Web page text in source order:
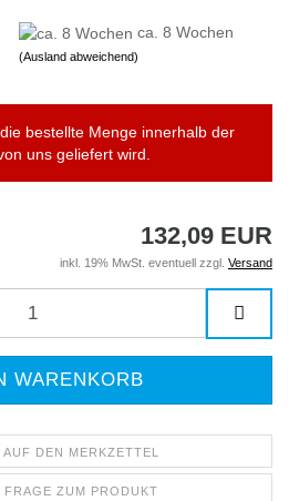
ca. 8 Wochen
(Ausland abweichend)
bestellte Menge innerhalb der
uns geliefert wird.
132,09 EUR
inkl. 19% MwSt. eventuell zzgl. Versand
AUF DEN MERKZETTEL
FRAGE ZUM PRODUKT